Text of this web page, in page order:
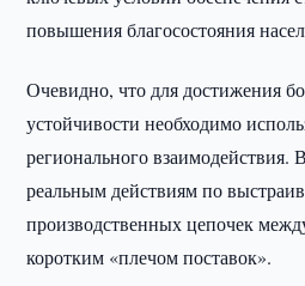
повышения благосостояния
Очевидно, что для достижения
устойчивости необходимо
регионального взаимодействия.
реальным действиям по
производственных цепочек
коротким «плечом поставок».